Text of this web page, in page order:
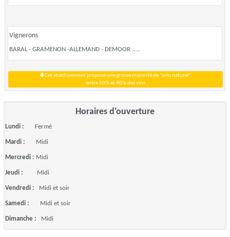
Vignerons
BARAL - GRAMENON -ALLEMAND - DEMOOR .....
Cet établissement propose une grosse majorité de "vins naturel"
entre 50% et 90% des vins
Horaires d'ouverture
Lundi : Fermé
Mardi : Midi
Mercredi : Midi
Jeudi : Midi
Vendredi : Midi et soir
Samedi : Midi et soir
Dimanche : Midi